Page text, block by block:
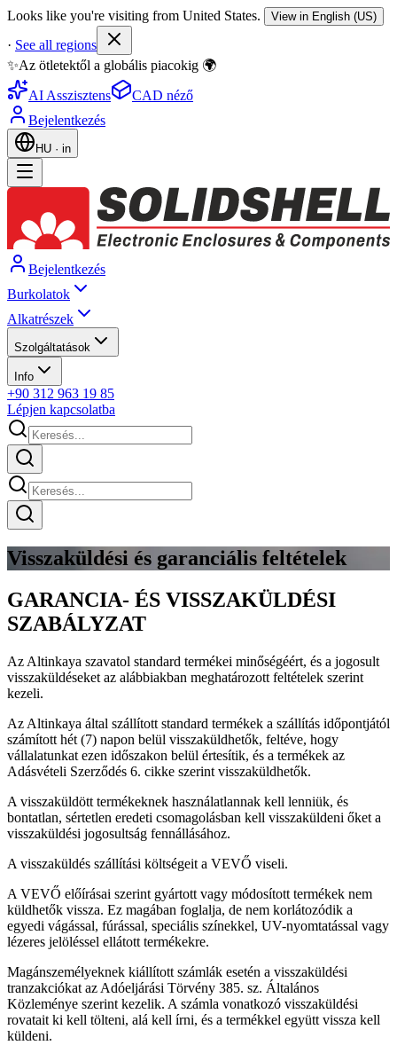
Looks like you're visiting from United States. View in English (US)
· See all regions
✨Az ötletektől a globális piacokig 🌍
AI Asszisztens
CAD néző
Bejelentkezés
HU · in
Bejelentkezés
Burkolatok
Alkatrészek
Szolgáltatások
Info
+90 312 963 19 85
Lépjen kapcsolatba
Visszaküldési és garanciális feltételek
GARANCIA- ÉS VISSZAKÜLDÉSI
SZABÁLYZAT
Az Altinkaya szavatol standard termékei minőségéért, és a jogosult
visszaküldéseket az alábbiakban meghatározott feltételek szerint
kezeli.
Az Altinkaya által szállított standard termékek a szállítás időpontjától
számított hét (7) napon belül visszaküldhetők, feltéve, hogy
vállalatunkat ezen időszakon belül értesítik, és a termékek az
Adásvételi Szerződés 6. cikke szerint visszaküldhetők.
A visszaküldött termékeknek használatlannak kell lenniük, és
bontatlan, sértetlen eredeti csomagolásban kell visszaküldeni őket a
visszaküldési jogosultság fennállásához.
A visszaküldés szállítási költségeit a VEVŐ viseli.
A VEVŐ előírásai szerint gyártott vagy módosított termékek nem
küldhetők vissza. Ez magában foglalja, de nem korlátozódik a
egyedi vágással, fúrással, speciális színekkel, UV-nyomtatással vagy
lézeres jelöléssel ellátott termékekre.
Magánszemélyeknek kiállított számlák esetén a visszaküldési
tranzakciókat az Adóeljárási Törvény 385. sz. Általános
Közleménye szerint kezelik. A számla vonatkozó visszaküldési
rovatait ki kell tölteni, alá kell írni, és a termékkel együtt vissza kell
küldeni.